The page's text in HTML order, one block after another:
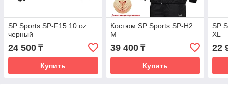
SP Sports SP-F15 10 oz
черный
24 500 ₸
Купить
Костюм SP Sports SP-H2
M
39 400₸
Купить
SP
XL
22